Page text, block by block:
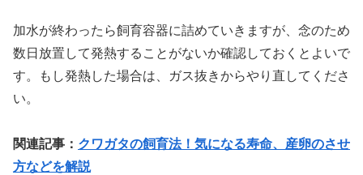
加水が終わったら飼育容器に詰めていきますが、念のため
数日放置して発熱することがないか確認しておくとよいで
す。もし発熱した場合は、ガス抜きからやり直してくださ
い。
関連記事： クワガタの飼育法！気になる寿命、産卵のさせ
方などを解説